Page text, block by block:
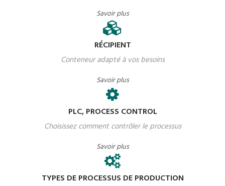
Savoir plus
RÉCIPIENT
Conteneur adapté à vos besoins
Savoir plus
PLC, PROCESS CONTROL
Choisissez comment contrôler le processus
Savoir plus
TYPES DE PROCESSUS DE PRODUCTION